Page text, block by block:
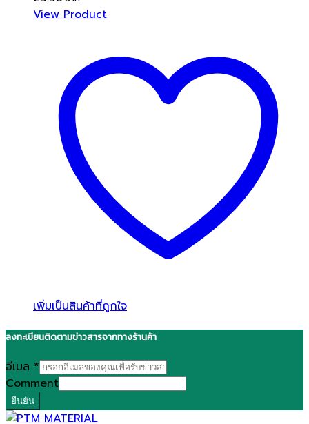
View Product
เพิ่มเป็นสินค้าที่ถูกใจ
ลงทะเบียนติดตามข่าวสารจากทางร้านค้า
อีเมล *
Comment
ยืนยัน